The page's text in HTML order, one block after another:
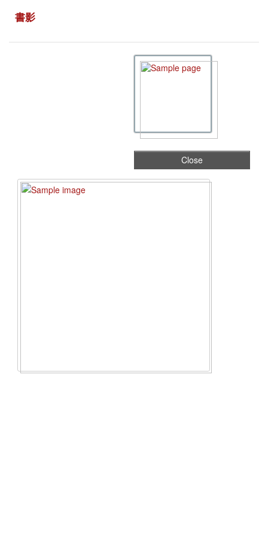
書影
Close